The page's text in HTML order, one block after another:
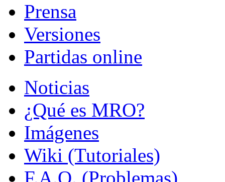
Prensa
Versiones
Partidas online
Noticias
¿Qué es MRO?
Imágenes
Wiki (Tutoriales)